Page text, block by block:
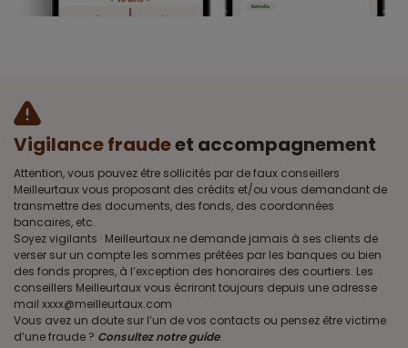
Vigilance fraudeet accompagnement
Attention, vous pouvez être sollicités par de faux conseillers
Meilleurtaux vous proposant des crédits et/ou vous demandant de
transmettre des documents, des fonds, des coordonnées
bancaires, etc.
Soyez vigilants · Meilleurtaux ne demande jamais à ses clients de
verser sur un compte les sommes prêtées par les banques ou bien
des fonds propres, à l’exception des honoraires des courtiers. Les
conseillers Meilleurtaux vous écriront toujours depuis une adresse
mail xxxx@meilleurtaux.com
Vous avez un doute sur l’un de vos contacts ou pensez être victime
d’une fraude ? Consultez notre guide.